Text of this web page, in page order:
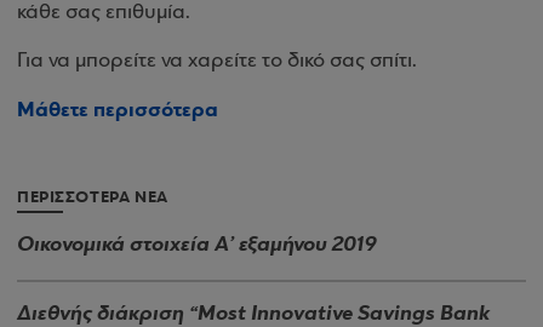
κάθε σας επιθυμία.
Για να μπορείτε να χαρείτε το δικό σας σπίτι.
Μάθετε περισσότερα
ΠΕΡΙΣΣΟΤΕΡΑ ΝΕΑ
Οικονομικά στοιχεία Α’ εξαμήνου 2019
Διεθνής διάκριση “Most Innovative Savings Bank